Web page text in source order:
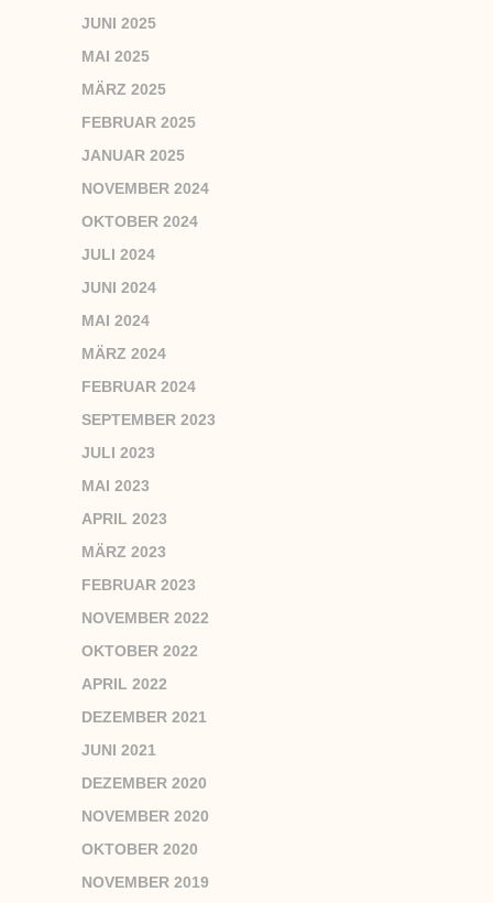
JUNI 2025
MAI 2025
MÄRZ 2025
FEBRUAR 2025
JANUAR 2025
NOVEMBER 2024
OKTOBER 2024
JULI 2024
JUNI 2024
MAI 2024
MÄRZ 2024
FEBRUAR 2024
SEPTEMBER 2023
JULI 2023
MAI 2023
APRIL 2023
MÄRZ 2023
FEBRUAR 2023
NOVEMBER 2022
OKTOBER 2022
APRIL 2022
DEZEMBER 2021
JUNI 2021
DEZEMBER 2020
NOVEMBER 2020
OKTOBER 2020
NOVEMBER 2019